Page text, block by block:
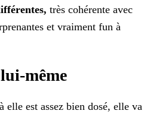
très cohérente avec
et vraiment fun à
même
elle est assez bien dosé, elle va